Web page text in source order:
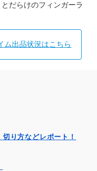
だらけのフィンガーラ
ム出品状況はこちら
り方などレポート！